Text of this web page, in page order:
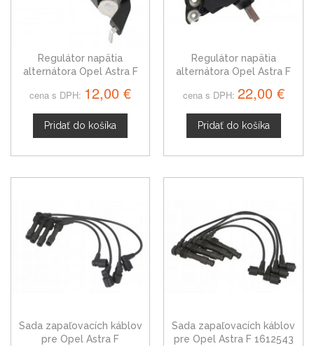
Regulátor napätia
alternátora Opel Astra F
cena s DPH: 12,00 €
Pridať do košíka
Regulátor napätia
alternátora Opel Astra F
cena s DPH: 22,00 €
Pridať do košíka
Sada zapaľovacích káblov
pre Opel Astra F
Sada zapaľovacích káblov
pre Opel Astra F 1612543